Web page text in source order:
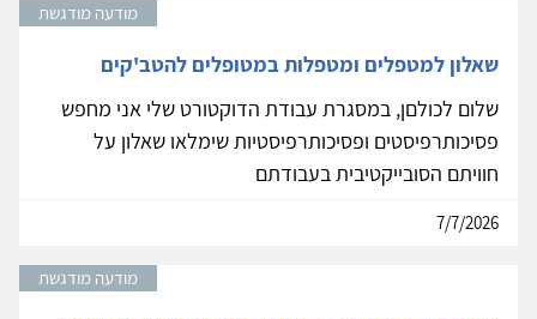
מודעה מודגשת
שאלון למטפלים ומטפלות במטופלים להטב'קים
שלום לכולםן, במסגרת עבודת הדוקטורט שלי אני מחפש
פסיכותרפיסטים ופסיכותרפיסטיות שימלאו שאלון על
חוויתם הסובייקטיבית בעבודתם
7/7/2026
מודעה מודגשת